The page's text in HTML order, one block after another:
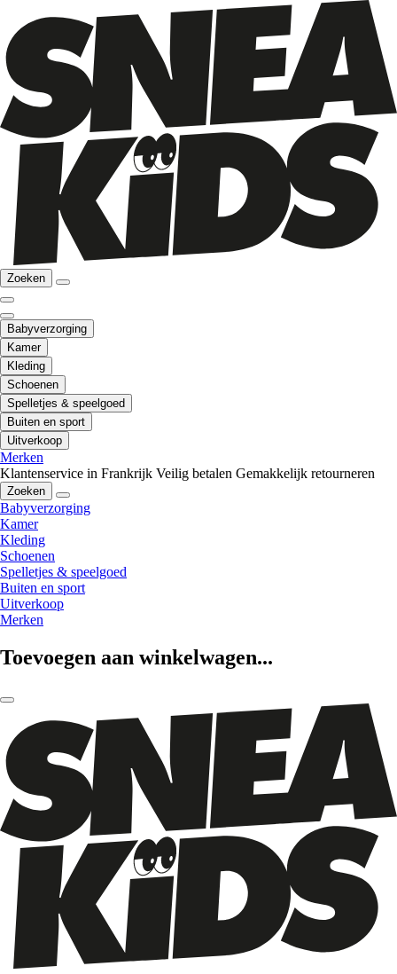
Zoeken
Babyverzorging
Kamer
Kleding
Schoenen
Spelletjes & speelgoed
Buiten en sport
Uitverkoop
Merken
Klantenservice in Frankrijk Veilig betalen Gemakkelijk retourneren
Zoeken
Babyverzorging
Kamer
Kleding
Schoenen
Spelletjes & speelgoed
Buiten en sport
Uitverkoop
Merken
Toevoegen aan winkelwagen...